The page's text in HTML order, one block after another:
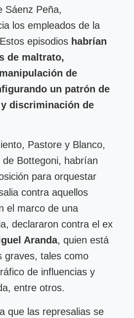
Sáenz Peña,
los empleados de la
episodios habrían
de maltrato,
de
un patrón de
discriminación de
Pastore y Blanco,
Bottegoni, habrían
para orquestar
contra aquellos
el marco de una
declararon contra el ex
Aranda, quien está
graves, tales como
de influencias y
entre otros.
que las represalias se